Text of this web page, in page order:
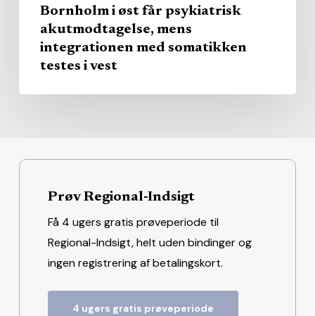
Bornholm i øst får psykiatrisk
akutmodtagelse, mens
integrationen med somatikken
testes i vest
Prøv Regional-Indsigt
Få 4 ugers gratis prøveperiode til
Regional-Indsigt, helt uden bindinger og
ingen registrering af betalingskort.
4 ugers gratis prøveperiode